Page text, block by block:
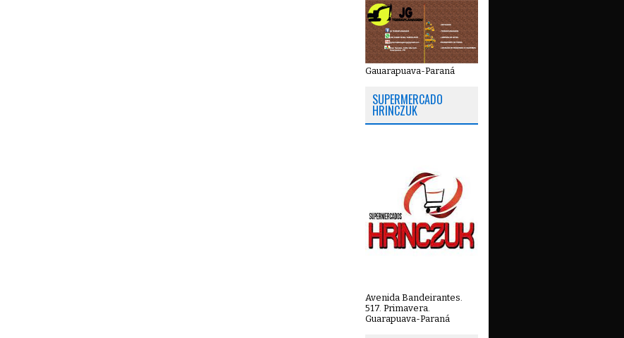
Gauarapuava-Paraná
SUPERMERCADO
HRINCZUK
Avenida Bandeirantes.
517. Primavera.
Guarapuava-Paraná